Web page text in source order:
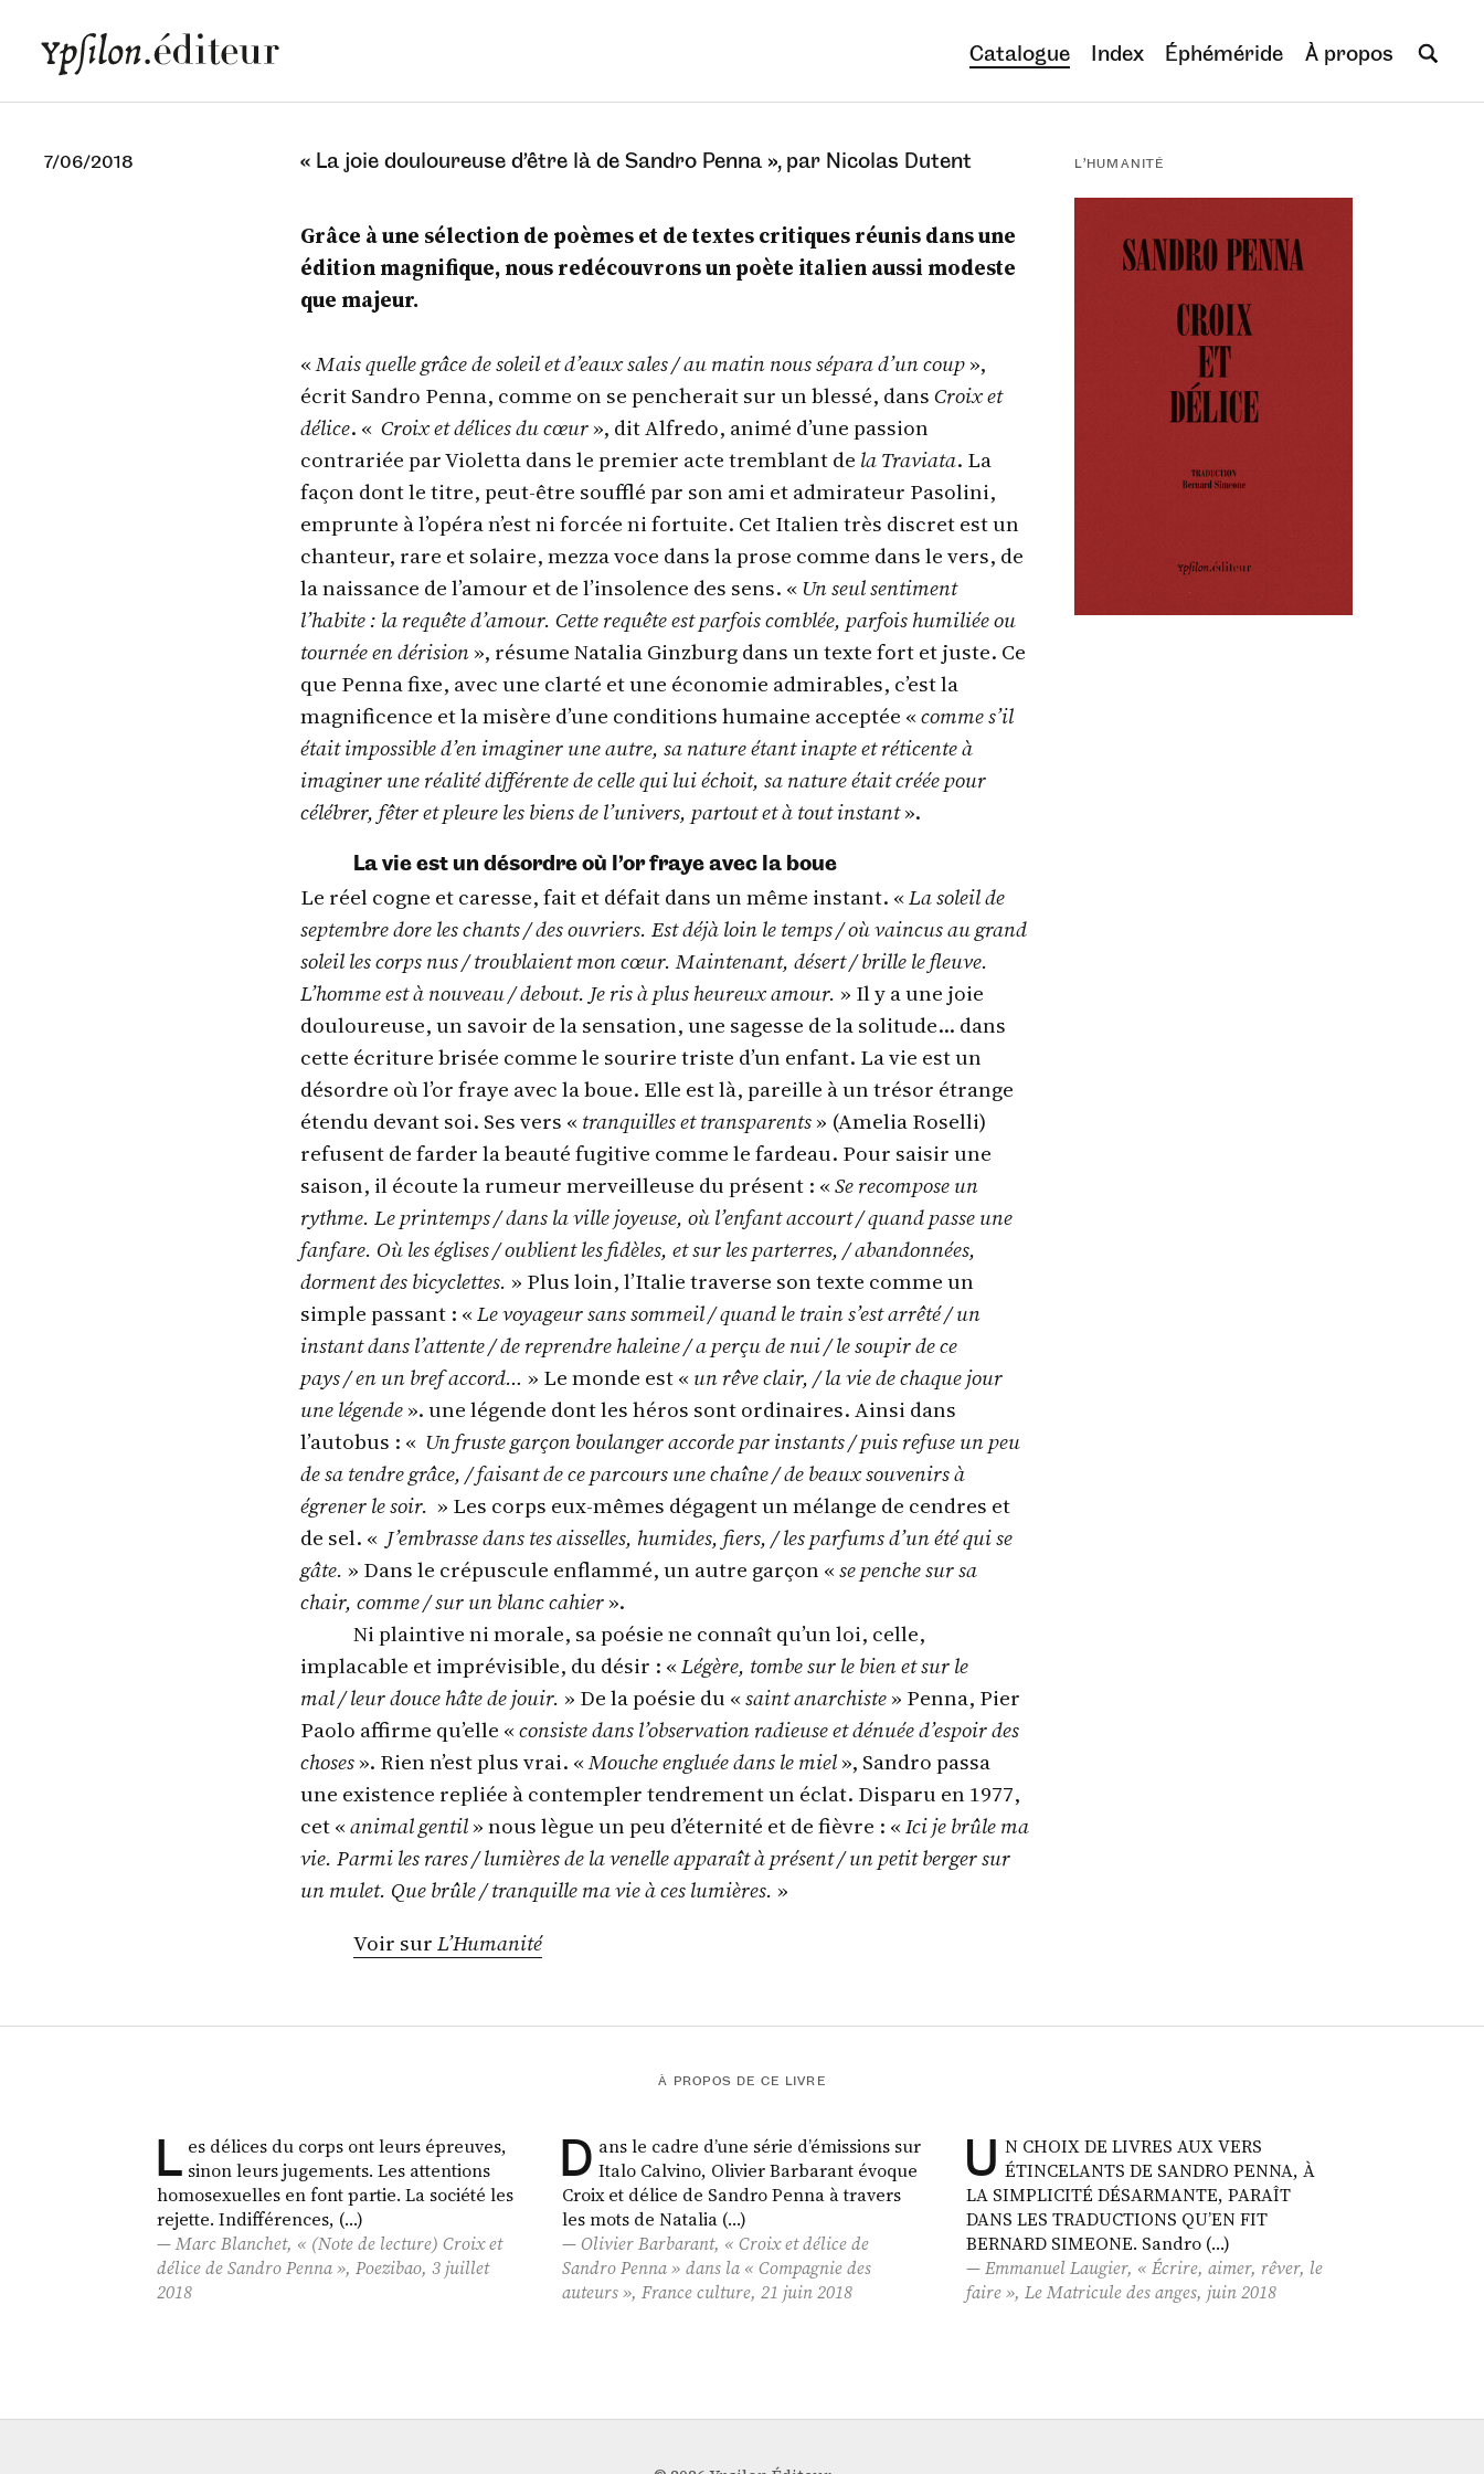
Catalogue Index Éphéméride À propos
7/06/2018 « La joie douloureuse d’être là de Sandro Penna », par Nicolas Dutent L’HUMANITÉ
Grâce à une sélection de poèmes et de textes critiques réunis dans une
édition magnifique, nous redécouvrons un poète italien aussi modeste
que majeur.
«Mais quelle grâce de soleil et d’eaux sales / au matin nous sépara d’un coup»,
écrit Sandro Penna, comme on se pencherait sur un blessé, dansCroix et
délice. « Croix et délices du cœur», dit Alfredo, animé d’une passion
contrariée par Violetta dans le premier acte tremblant de la Traviata. La
façon dont le titre, peut-être soufflé par son ami et admirateur Pasolini,
emprunte à l’opéra n’est ni forcée ni fortuite. Cet Italien très discret est un
chanteur, rare et solaire, mezza voce dans la prose comme dans le vers, de
la naissance de l’amour et de l’insolence des sens. «Un seul sentiment
l’habite : la requête d’amour. Cette requête est parfois comblée, parfois humiliée ou
tournée en dérision», résume Natalia Ginzburg dans un texte fort et juste. Ce
que Penna fixe, avec une clarté et une économie admirables, c’est la
magnificence et la misère d’une conditions humaine acceptée «comme s’il
était impossible d’en imaginer une autre, sa nature étant inapte et réticente à
imaginer une réalité différente de celle qui lui échoit, sa nature était créée pour
célébrer, fêter et pleure les biens de l’univers, partout et à tout instant».
La vie est un désordre où l’or fraye avec la boue
Le réel cogne et caresse, fait et défait dans un même instant. «La soleil de
septembre dore les chants / des ouvriers. Est déjà loin le temps / où vaincus au grand
soleil les corps nus / troublaient mon cœur. Maintenant, désert / brille le fleuve.
L’homme est à nouveau / debout. Je ris à plus heureux amour. » Il y a une joie
douloureuse, un savoir de la sensation, une sagesse de la solitude… dans
cette écriture brisée comme le sourire triste d’un enfant. La vie est un
désordre où l’or fraye avec la boue. Elle est là, pareille à un trésor étrange
étendu devant soi. Ses vers «tranquilles et transparents» (Amelia Roselli)
refusent de farder la beauté fugitive comme le fardeau. Pour saisir une
saison, il écoute la rumeur merveilleuse du présent : «Se recompose un
rythme. Le printemps / dans la ville joyeuse, où l’enfant accourt / quand passe une
fanfare. Où les églises / oublient les fidèles, et sur les parterres, / abandonnées,
dorment des bicyclettes. » Plus loin, l’Italie traverse son texte comme un
simple passant : «Le voyageur sans sommeil / quand le train s’est arrêté / un
instant dans l’attente / de reprendre haleine / a perçu de nui / le soupir de ce
pays / en un bref accord… » Le monde est «un rêve clair, / la vie de chaque jour
une légende». une légende dont les héros sont ordinaires. Ainsi dans
l’autobus : « Un fruste garçon boulanger accorde par instants / puis refuse un peu
de sa tendre grâce, / faisant de ce parcours une chaîne / de beaux souvenirs à
égrener le soir. » Les corps eux-mêmes dégagent un mélange de cendres et
de sel. « J’embrasse dans tes aisselles, humides, fiers, / les parfums d’un été qui se
gâte. » Dans le crépuscule enflammé, un autre garçon «se penche sur sa
chair, comme / sur un blanc cahier».
Ni plaintive ni morale, sa poésie ne connaît qu’un loi, celle,
implacable et imprévisible, du désir : «Légère, tombe sur le bien et sur le
mal / leur douce hâte de jouir. » De la poésie du «saint anarchiste» Penna, Pier
Paolo affirme qu’elle «consiste dans l’observation radieuse et dénuée d’espoir des
choses». Rien n’est plus vrai. «Mouche engluée dans le miel», Sandro passa
une existence repliée à contempler tendrement un éclat. Disparu en 1977,
cet «animal gentil» nous lègue un peu d’éternité et de fièvre : «Ici je brûle ma
vie. Parmi les rares / lumières de la venelle apparaît à présent / un petit berger sur
un mulet. Que brûle / tranquille ma vie à ces lumières. »
Voir surL’Humanité
À PROPOS DE CE LIVRE
L es délices du corps ont leurs épreuves,
sinon leurs jugements. Les attentions
homosexuelles en font partie. La société les
rejette. Indifférences, (…)
Marc Blanchet, « (Note de lecture)Croix et
délicede Sandro Penna »,Poezibao, 3 juillet
2018
D ans le cadre d’une série d’émissions sur
Italo Calvino, Olivier Barbarant évoque
Croix et délice de Sandro Penna à travers
les mots de Natalia (…)
Olivier Barbarant, « Croix et délicede
Sandro Penna » dans la « Compagnie des
auteurs », France culture, 21 juin 2018
U N CHOIX DE LIVRES AUX VERS
ÉTINCELANTS DE SANDRO PENNA, À
LA SIMPLICITÉ DÉSARMANTE, PARAÎT
DANS LES TRADUCTIONS QU’EN FIT
BERNARD SIMEONE. Sandro (…)
Emmanuel Laugier, « Écrire, aimer, rêver, le
faire »,Le Matricule des anges, juin 2018